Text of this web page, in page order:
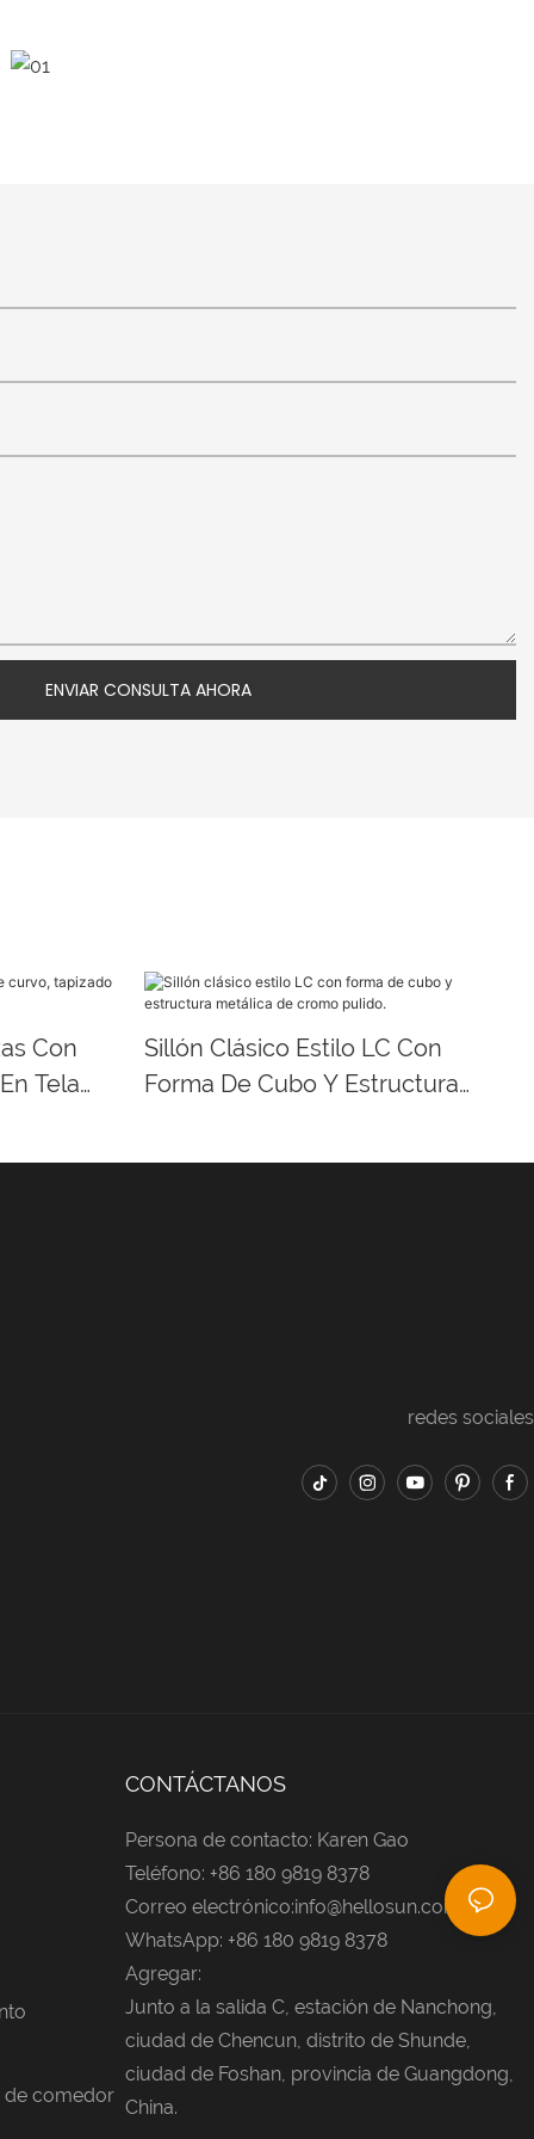
ENVIAR CONSULTA AHORA
Con
Tela
Sillón Clásico Estilo LC Con
Forma De Cubo Y Estructura
redes sociales
de comedor
CONTÁCTANOS
Persona de contacto: Karen Gao
Teléfono: +86 180 9819 8378
Correo electrónico:info@hellosun.com.cn
WhatsApp: +86 180 9819 8378
Agregar:
Junto a la salida C, estación de Nanchong,
ciudad de Chencun, distrito de Shunde,
ciudad de Foshan, provincia de Guangdong,
China.